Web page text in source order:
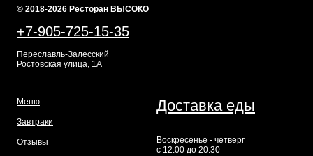
© 2018-2026 Ресторан ВЫСОКО
+7-905-725-15-35
Переславль-Залесский
Ростовская улица, 1А
Меню
Завтраки
Отзывы
Доставка еды
Воскресенье - четверг
с 12:00 до 20:30